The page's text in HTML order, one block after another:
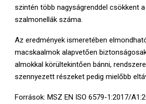
szintén több nagyságrenddel csökkent
szalmonellák száma.
Az eredmények ismeretében
macskaalmok alapvetően
almokkal körültekintően bánni,
szennyezett részeket pedig mielőbb
Források: MSZ EN ISO 6579-1:2017/